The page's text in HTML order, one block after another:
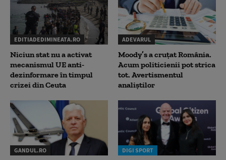
EDITIADEDIMINEATA.RO
Niciun stat nu a activat
mecanismul UE anti-
dezinformare în timpul
crizei din Ceuta
ADEVARUL
Moody’s a cruțat România.
Acum politicienii pot strica
tot. Avertismentul
analiștilor
GANDUL.RO DIGI SPORT